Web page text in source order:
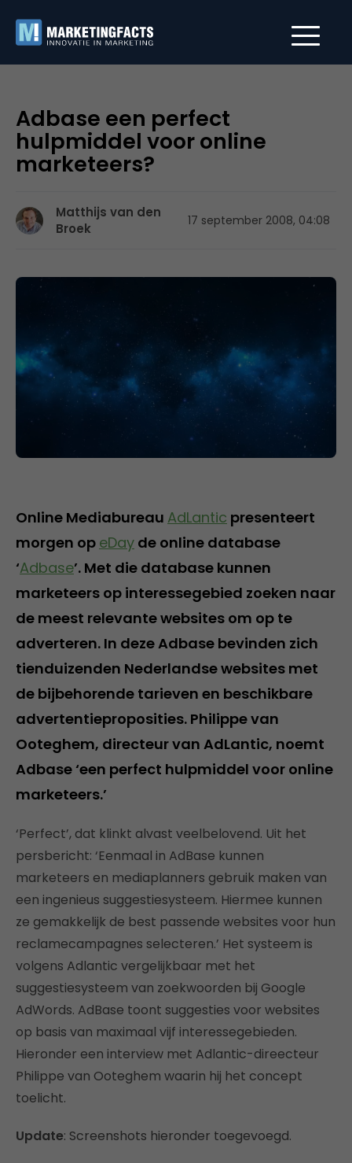
Adbase een perfect
hulpmiddel voor online
marketeers?
Matthijs van den
Broek
17 september 2008, 04:08
Online Mediabureau AdLantic presenteert
morgen op eDay de online database
‘Adbase’. Met die database kunnen
marketeers op interessegebied zoeken naar
de meest relevante websites om op te
adverteren. In deze Adbase bevinden zich
tienduizenden Nederlandse websites met
de bijbehorende tarieven en beschikbare
advertentieproposities. Philippe van
Ooteghem, directeur van AdLantic, noemt
Adbase ‘een perfect hulpmiddel voor online
marketeers.’
‘Perfect’, dat klinkt alvast veelbelovend. Uit het
persbericht: ‘Eenmaal in AdBase kunnen
marketeers en mediaplanners gebruik maken van
een ingenieus suggestiesysteem. Hiermee kunnen
ze gemakkelijk de best passende websites voor hun
reclamecampagnes selecteren.’ Het systeem is
volgens Adlantic vergelijkbaar met het
suggestiesysteem van zoekwoorden bij Google
AdWords. AdBase toont suggesties voor websites
op basis van maximaal vijf interessegebieden.
Hieronder een interview met Adlantic-direecteur
Philippe van Ooteghem waarin hij het concept
toelicht.
Update: Screenshots hieronder toegevoegd.